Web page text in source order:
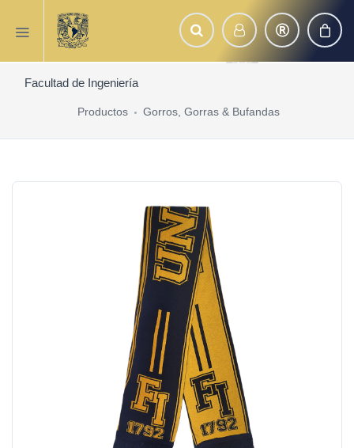
Facultad de Ingeniería
Productos Gorros, Gorras & Bufandas